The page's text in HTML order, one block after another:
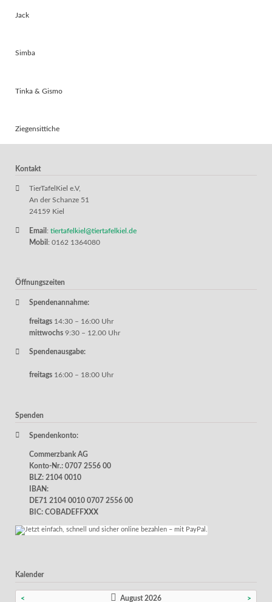
Jack
Simba
Tinka & Gismo
Ziegensittiche
Kontakt
TierTafelKiel e.V,
An der Schanze 51
24159 Kiel
Email : tiertafelkiel@tiertafelkiel.de
Mobil : 0162 1364080
Öffnungszeiten
Spendenannahme:
freitags 14:30 – 16:00 Uhr
mittwochs 9:30 – 12.00 Uhr
Spendenausgabe:
freitags 16:00 – 18:00 Uhr
Spenden
Spendenkonto:
Commerzbank AG
Konto-Nr.: 0707 2556 00
BLZ: 2104 0010
IBAN:
DE71 2104 0010 0707 2556 00
BIC: COBADEFFXXX
Kalender
< August 2026 >